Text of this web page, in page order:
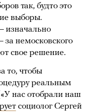
так, будто это
выборы.
изначально
немосковского
свое решение.
то, чтобы
реальным
нас отобрали наш
социолог Сергей